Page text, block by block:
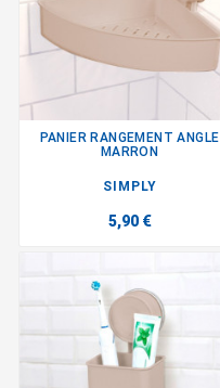
PANIER RANGEMENT ANGLE
MARRON
SIMPLY
5,90 €